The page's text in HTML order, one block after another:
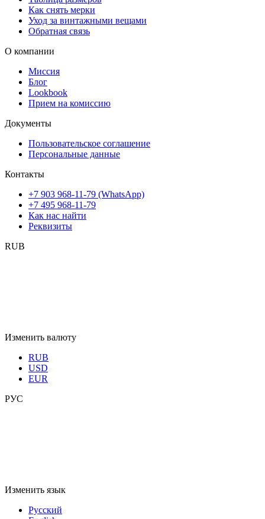
Как снять мерки
Уход за винтажными вещами
Обратная связь
О компании
Миссия
Блог
Lookbook
Прием на комиссию
Документы
Пользовательское соглашение
Персональные данные
Контакты
+7 903 968-11-79 (WhatsApp)
+7 495 968-11-79
Как нас найти
Реквизиты
RUB
Изменить валюту
RUB
USD
EUR
РУС
Изменить язык
Русский